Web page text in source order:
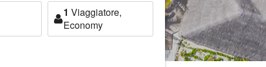
1 Viaggiatore,
Economy